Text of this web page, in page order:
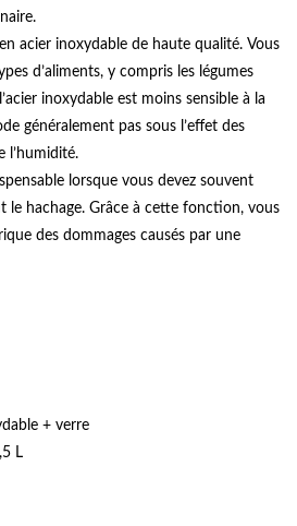
acier inoxydable de haute qualité. Vous
d’aliments, y compris les légumes
inoxydable est moins sensible à la
généralement pas sous l’effet des
l’humidité.
lorsque vous devez souvent
le hachage. Grâce à cette fonction, vous
des dommages causés par une
+ verre
L